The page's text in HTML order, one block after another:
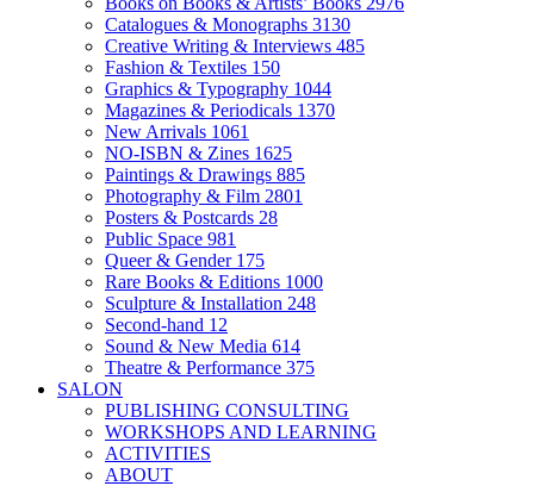
Catalogues & Monographs 3130
Creative Writing & Interviews 485
Fashion & Textiles 150
Graphics & Typography 1044
Magazines & Periodicals 1370
New Arrivals 1061
NO-ISBN & Zines 1625
Paintings & Drawings 885
Photography & Film 2801
Posters & Postcards 28
Public Space 981
Queer & Gender 175
Rare Books & Editions 1000
Sculpture & Installation 248
Second-hand 12
Sound & New Media 614
Theatre & Performance 375
SALON
PUBLISHING CONSULTING
WORKSHOPS AND LEARNING
ACTIVITIES
ABOUT